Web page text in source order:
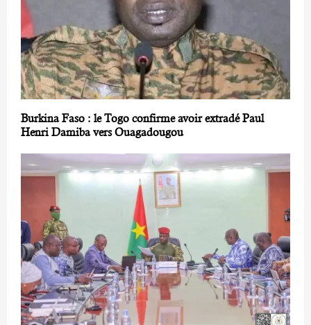
Burkina Faso : le Togo confirme avoir extradé Paul
Henri Damiba vers Ouagadougou